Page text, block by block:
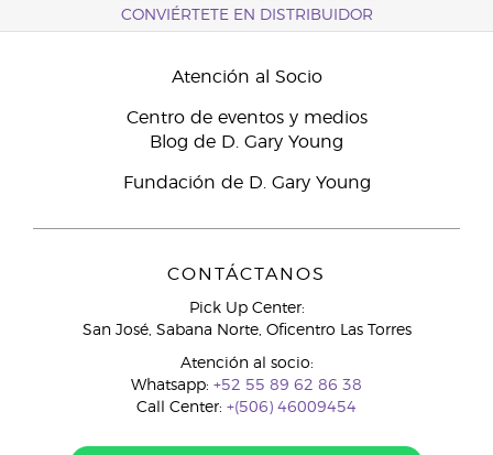
CONVIÉRTETE EN DISTRIBUIDOR
Atención al Socio
Centro de eventos y medios
Blog de D. Gary Young
Fundación de D. Gary Young
CONTÁCTANOS
Pick Up Center:
San José, Sabana Norte, Oficentro Las Torres
Atención al socio:
Whatsapp: +52 55 89 62 86 38
Call Center: +(506) 46009454